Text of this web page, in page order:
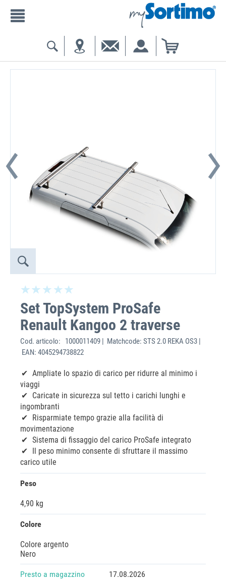
Set TopSystem ProSafe
Renault Kangoo 2 traverse
Cod. articolo:
1000011409 | Matchcode: STS 2.0 REKA OS3 |
EAN: 4045294738822
Ampliate lo spazio di carico per ridurre al minimo i
viaggi
Caricate in sicurezza sul tetto i carichi lunghi e
ingombranti
Risparmiate tempo grazie alla facilità di
movimentazione
Sistema di fissaggio del carico ProSafe integrato
Il peso minimo consente di sfruttare il massimo
carico utile
Peso
4,90 kg
Colore
Colore argento
Nero
Presto a magazzino 17.08.2026